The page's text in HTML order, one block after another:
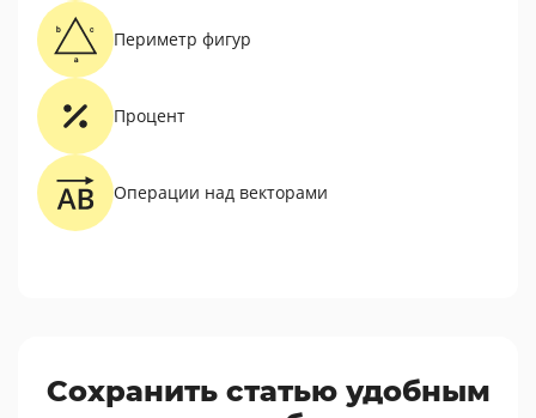
Периметр фигур
Процент
Операции над векторами
Сохранить статью удобным